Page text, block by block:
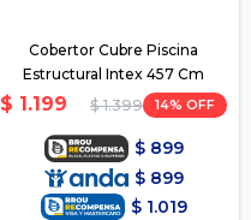
Cobertor Cubre Piscina
Estructural Intex 457 Cm
$ 1.199 $ 1.399 14
$ 899
$ 899
$ 1.019